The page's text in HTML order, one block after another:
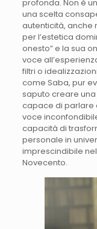
profonda. Non è
una scelta
autenticità, anche
per l’estetica
onesto” e la sua
voce
filtri o
come Saba, pur
saputo creare
capace di parlare
voce
capacità di
personale in
imprescindibile
Novecento.